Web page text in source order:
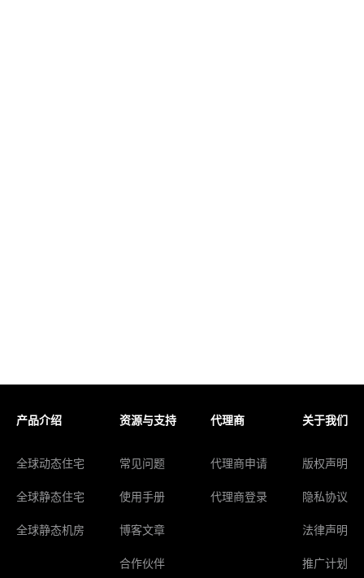
产品介绍
全球动态住宅
全球静态住宅
全球静态机房
资源与支持
常见问题
使用手册
博客文章
合作伙伴
代理商
代理商申请
代理商登录
关于我们
版权声明
隐私协议
法律声明
推广计划